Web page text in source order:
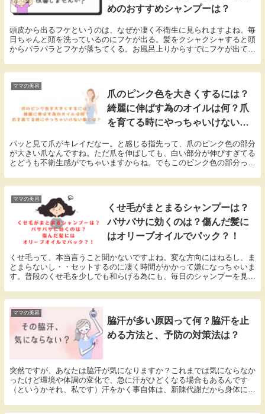
めのおすすめシャンプーは？
頭皮から出るフケというのは、なぜか凄く不衛生に見られますよね。毎
日ちゃんと頭を洗っているのにフケが出る。髪をクシャクシャすると頭
からパラパラとフケが落ちてくる。お風呂上りからすでにフケが出てい
や、おすすめのシャンプーもご紹介しちゃいます♪季節問わず、フケを
気にしない生活を送りたいですね（*^_^*）
ママの美容
爪のピンク色を大きくするには？
綺麗に伸ばす為のオイルは何？爪
を育てる時にやっちゃいけない事
パッと見て爪がキレイだなー。と感じる指先って、爪のピンク色の部分
が大きい爪なんですね。ただ爪を伸ばしても、白い部分が伸びすぎてる
とどうも不衛生感がでちゃいますからね。でもこのピンク色の部分っ
まだまだ可能性があります！こちらでは爪を健康的に育てる為のケアの
仕方、必要な物、日常生活で気をつける事をまとめました。ぜひピンク
部分を再生して、キレイな爪をゲットして下さい！
ママの美容
くせ毛がまとまるシャンプーは？
パサパサに効くのは？傷んだ髪に
はオリーブオイルでパック？！
くせ毛って、本当言うこと聞かないですよね。変な方向にはねるし、ま
とまらないし・・セットするのに凄く時間がかかって嫌になっちゃいま
す。普段のくせ毛を少しでも和らげる為にも、毎日のシャンプーを見直
ママの美容
脇汗が多い原因って何？脇汗を止
める方法と、予防の対策法は？
突然ですが、あなたは脇汗が気になりますか？これまでは気にならなか
ったけど環境や体調の変化で、急に汗がひどくなる場合もあるんです
（というかそれ、私です）汗をかく事自体は、新陳代謝だから身体に悪